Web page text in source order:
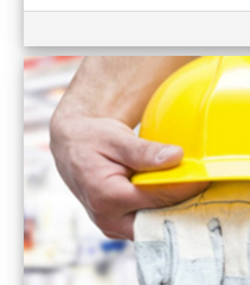
Vorschriften weiter vertieft.